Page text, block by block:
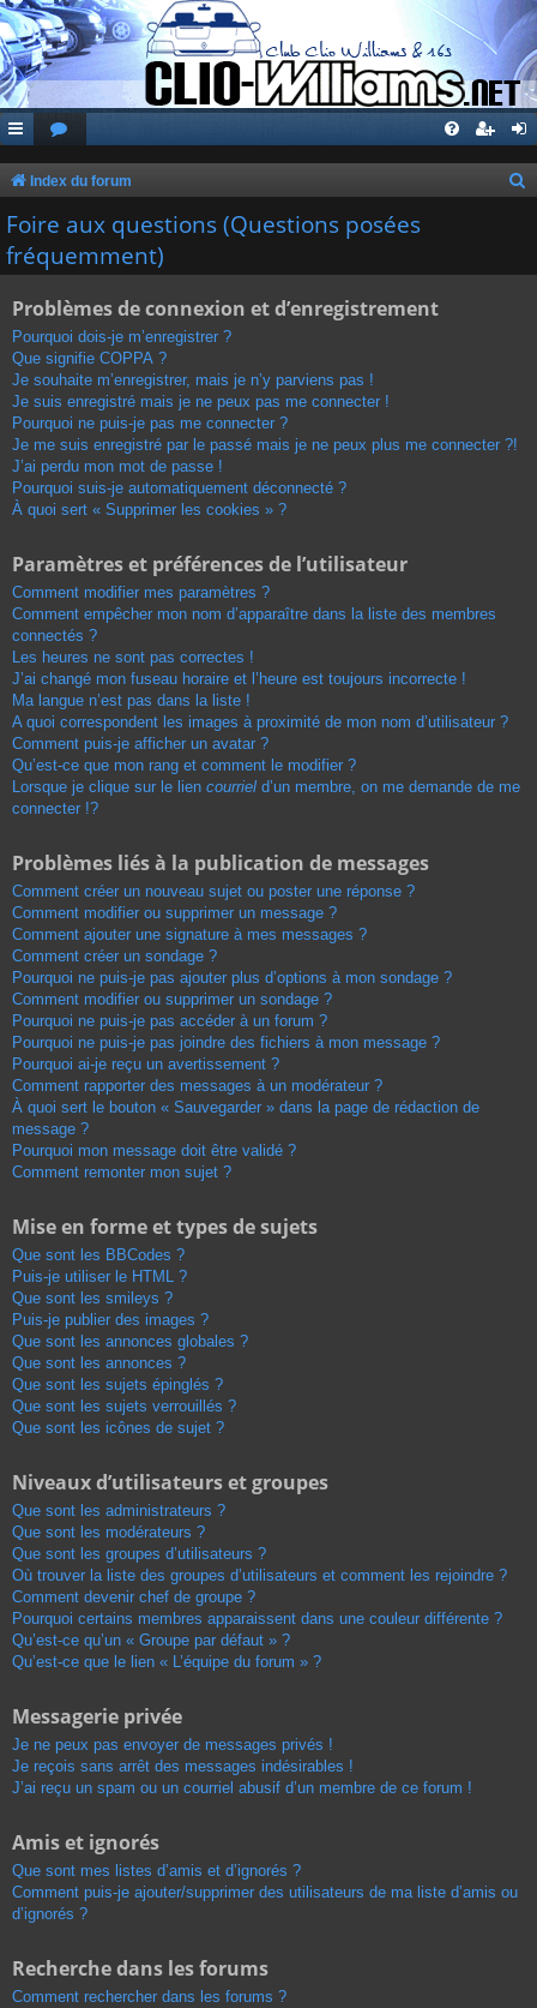
Index du forum
h
Foire aux questions (Questions posées
fréquemment)
Problèmes de connexion et d’enregistrement
Pourquoi dois-je m’enregistrer ?
Que signifie COPPA ?
Je souhaite m’enregistrer, mais je n’y parviens pas !
Je suis enregistré mais je ne peux pas me connecter !
Pourquoi ne puis-je pas me connecter ?
Je me suis enregistré par le passé mais je ne peux plus me connecter ?!
J’ai perdu mon mot de passe !
Pourquoi suis-je automatiquement déconnecté ?
À quoi sert « Supprimer les cookies » ?
Paramètres et préférences de l’utilisateur
Comment modifier mes paramètres ?
Comment empêcher mon nom d’apparaître dans la liste des membres
connectés ?
Les heures ne sont pas correctes !
J’ai changé mon fuseau horaire et l’heure est toujours incorrecte !
Ma langue n’est pas dans la liste !
A quoi correspondent les images à proximité de mon nom d’utilisateur ?
Comment puis-je afficher un avatar ?
Qu’est-ce que mon rang et comment le modifier ?
Lorsque je clique sur le lien courriel d’un membre, on me demande de me
connecter !?
Problèmes liés à la publication de messages
Comment créer un nouveau sujet ou poster une réponse ?
Comment modifier ou supprimer un message ?
Comment ajouter une signature à mes messages ?
Comment créer un sondage ?
Pourquoi ne puis-je pas ajouter plus d’options à mon sondage ?
Comment modifier ou supprimer un sondage ?
Pourquoi ne puis-je pas accéder à un forum ?
Pourquoi ne puis-je pas joindre des fichiers à mon message ?
Pourquoi ai-je reçu un avertissement ?
Comment rapporter des messages à un modérateur ?
À quoi sert le bouton « Sauvegarder » dans la page de rédaction de
message ?
Pourquoi mon message doit être validé ?
Comment remonter mon sujet ?
Mise en forme et types de sujets
Que sont les BBCodes ?
Puis-je utiliser le HTML ?
Que sont les smileys ?
Puis-je publier des images ?
Que sont les annonces globales ?
Que sont les annonces ?
Que sont les sujets épinglés ?
Que sont les sujets verrouillés ?
Que sont les icônes de sujet ?
Niveaux d’utilisateurs et groupes
Que sont les administrateurs ?
Que sont les modérateurs ?
Que sont les groupes d’utilisateurs ?
Où trouver la liste des groupes d’utilisateurs et comment les rejoindre ?
Comment devenir chef de groupe ?
Pourquoi certains membres apparaissent dans une couleur différente ?
Qu’est-ce qu’un « Groupe par défaut » ?
Qu’est-ce que le lien « L’équipe du forum » ?
Messagerie privée
Je ne peux pas envoyer de messages privés !
Je reçois sans arrêt des messages indésirables !
J’ai reçu un spam ou un courriel abusif d’un membre de ce forum !
Amis et ignorés
Que sont mes listes d’amis et d’ignorés ?
Comment puis-je ajouter/supprimer des utilisateurs de ma liste d’amis ou
d’ignorés ?
Recherche dans les forums
Comment rechercher dans les forums ?